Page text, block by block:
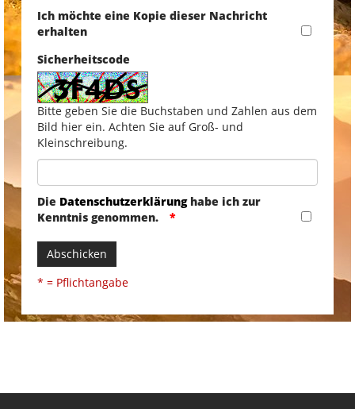
Ich möchte eine Kopie dieser Nachricht
erhalten
Sicherheitscode
Bitte geben Sie die Buchstaben und Zahlen aus dem
Bild hier ein. Achten Sie auf Groß- und
Kleinschreibung.
Die Datenschutzerklärunghabe ich zur
Kenntnis genommen.
Abschicken
* = Pflichtangabe